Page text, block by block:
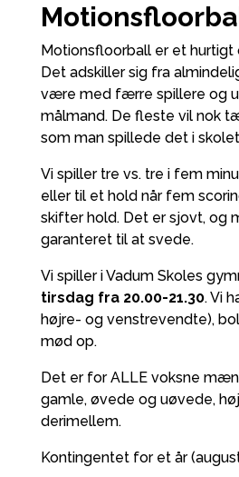
Motionsfloorball er et hurtigt
Det adskiller sig fra
være med færre spillere og
målmand. De fleste vil nok
som man spillede det i
Vi spiller tre vs. tre i fem
eller til et hold når fem
skifter hold. Det er sjovt, og
garanteret til at svede.
Vi spiller i Vadum Skoles
tirsdag fra 20.00-21.30. Vi
højre- og venstrevendte),
mød op.
Det er for ALLE voksne
gamle, øvede og uøvede,
derimellem.
Kontingentet for et år